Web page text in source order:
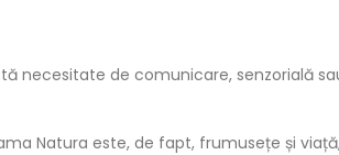
necesitate de comunicare, senzorială
Natura este, de fapt, frumusețe și